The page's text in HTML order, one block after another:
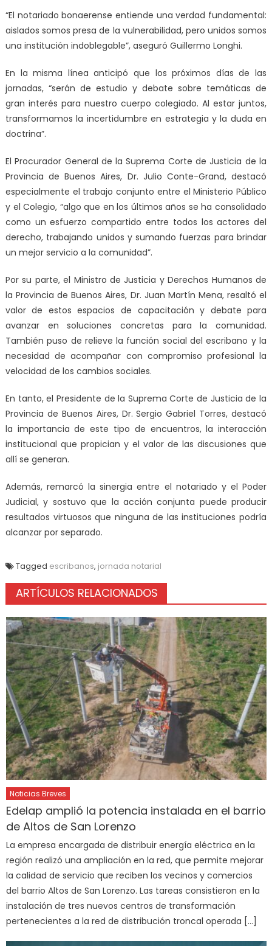
“El notariado bonaerense entiende una verdad fundamental:
aislados somos presa de la vulnerabilidad, pero unidos somos
una institución indoblegable”, aseguró Guillermo Longhi.
En la misma línea anticipó que los próximos días de las
jornadas, “serán de estudio y debate sobre temáticas de
gran interés para nuestro cuerpo colegiado. Al estar juntos,
transformamos la incertidumbre en estrategia y la duda en
doctrina”.
El Procurador General de la Suprema Corte de Justicia de la
Provincia de Buenos Aires, Dr. Julio Conte-Grand, destacó
especialmente el trabajo conjunto entre el Ministerio Público
y el Colegio, “algo que en los últimos años se ha consolidado
como un esfuerzo compartido entre todos los actores del
derecho, trabajando unidos y sumando fuerzas para brindar
un mejor servicio a la comunidad”.
Por su parte, el Ministro de Justicia y Derechos Humanos de
la Provincia de Buenos Aires, Dr. Juan Martín Mena, resaltó el
valor de estos espacios de capacitación y debate para
avanzar en soluciones concretas para la comunidad.
También puso de relieve la función social del escribano y la
necesidad de acompañar con compromiso profesional la
velocidad de los cambios sociales.
En tanto, el Presidente de la Suprema Corte de Justicia de la
Provincia de Buenos Aires, Dr. Sergio Gabriel Torres, destacó
la importancia de este tipo de encuentros, la interacción
institucional que propician y el valor de las discusiones que
allí se generan.
Además, remarcó la sinergia entre el notariado y el Poder
Judicial, y sostuvo que la acción conjunta puede producir
resultados virtuosos que ninguna de las instituciones podría
alcanzar por separado.
Tagged escribanos, jornada notarial
ARTÍCULOS RELACIONADOS
Noticias Breves
Edelap amplió la potencia instalada en el barrio
de Altos de San Lorenzo
La empresa encargada de distribuir energía eléctrica en la
región realizó una ampliación en la red, que permite mejorar
la calidad de servicio que reciben los vecinos y comercios
del barrio Altos de San Lorenzo. Las tareas consistieron en la
instalación de tres nuevos centros de transformación
pertenecientes a la red de distribución troncal operada […]